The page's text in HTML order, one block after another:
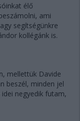
élő
ami
segítségünkre
kollégánk is.
mellettük Davide
beszél, minden jel
negyedik futam,